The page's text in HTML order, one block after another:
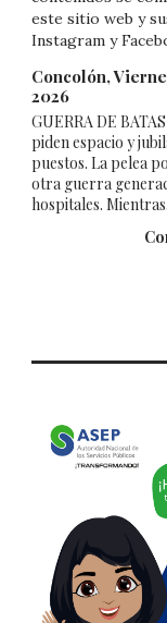
este sitio web y
Instagram y
Concolón,
2026
GUERRA DE
piden espacio y
puestos. La pelea
otra guerra
hospitales.